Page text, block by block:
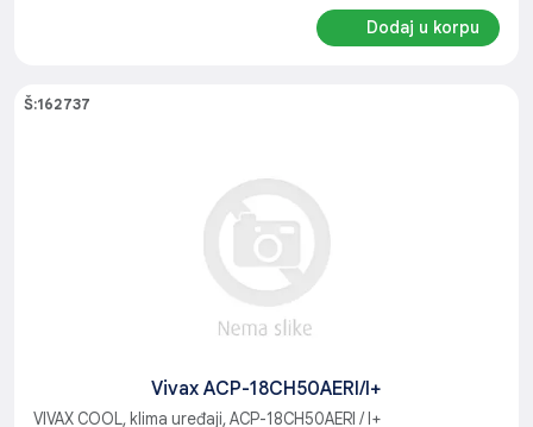
Dodaj u korpu
Š:162737
Vivax ACP-18CH50AERI/I+
VIVAX COOL, klima uređaji, ACP-18CH50AERI / I+